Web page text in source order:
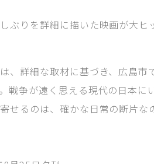
ぶりを詳細に描いた映画が大
、詳細な取材に基づき、広島
戦争が遠く思える現代の日本
せるのは、確かな日常の断片な